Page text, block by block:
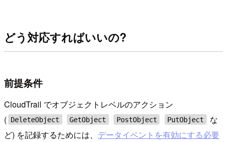
どう対応すればいいの?
前提条件
CloudTrail でオブジェクトレベルのアクション
( DeleteObject GetObject PostObject PutObject
な
ど) を記録するためには、 データイベントを有効にする必要